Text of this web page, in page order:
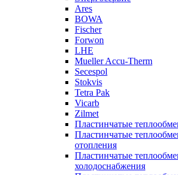
Ares
BOWA
Fischer
Forwon
LHE
Mueller Accu-Therm
Secespol
Stokvis
Tetra Pak
Vicarb
Zilmet
Пластинчатые
Пластинчатые
отопления
Пластинчатые
холодоснабжения